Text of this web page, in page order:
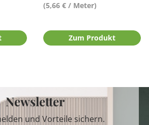
(5,66 € / Meter)
Zum Produkt
Newsletter
und Vorteile sichern.